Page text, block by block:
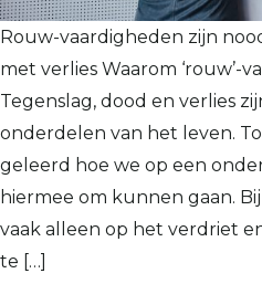
Rouw-vaardigheden zijn
met verlies Waarom ‘rouw’-
Tegenslag, dood en verlies
onderdelen van het leven.
geleerd hoe we op een
hiermee om kunnen gaan.
vaak alleen op het verdriet
te […]